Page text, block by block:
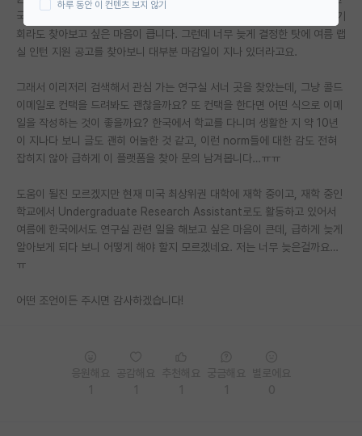
연구실(PI) 홍보 게시판
석박사 채용 정보 게시판
임용 정보 게시판
학부 인턴 게시판
취업 게시판
임용 후기 게시판
PI 전용 게시판
인문사회 계열 게시판
국으로 돌아가기로 이제야 결정하게 되어 한국에서 랩실 인턴이나 어떠한 기
회라도 찾아보고 싶은 마음이 큽니다. 그런데 너무 늦게 결정한 탓에 여름 랩
실 인턴 지원 공고를 찾아보니 대부분 마감일이 지나 있더라고요.
그래서 이리저리 검색해서 관심 가는 연구실 서너 곳을 찾았는데, 그냥 콜드
이메일로 컨택을 드려봐도 괜찮을까요? 또 컨택을 한다면 어떤 식으로 이메
일을 작성하는 것이 좋을까요? 한국에서 학교를 다니며 생활한 지 약 10년
이 지나다 보니 글도 괜히 어눌한 것 같고, 이런 norm들에 대한 감도 전혀
잡히지 않아 급하게 이 플랫폼을 찾아 문의 남겨봅니다…ㅠㅠ
도움이 될진 모르겠지만 현재 미국 최상위권 대학에 재학 중이고, 재학 중인
학교에서 Undergraduate Research Assistant로도 활동하고 있어서
여름에 한국에서도 연구실 관련 일을 해보고 싶은 마음이 큰데, 급하게 늦게
알아보게 되다 보니 어떻게 해야 할지 모르겠네요. 저는 너무 늦은걸까요…
ㅠ
어떤 조언이든 주시면 감사하겠습니다!
하루 동안 이 컨텐츠 보지 않기